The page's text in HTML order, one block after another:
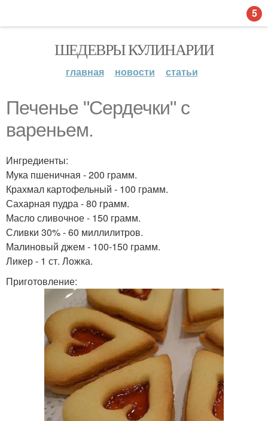
ШЕДЕВРЫ КУЛИНАРИИ
главная новости статьи
Печенье "Сердечки" с
вареньем.
Ингредиенты:
Мука пшеничная - 200 грамм.
Крахмал картофельный - 100 грамм.
Сахарная пудра - 80 грамм.
Масло сливочное - 150 грамм.
Сливки 30% - 60 миллилитров.
Малиновый джем - 100-150 грамм.
Ликер - 1 ст. Ложка.
Приготовление:
5